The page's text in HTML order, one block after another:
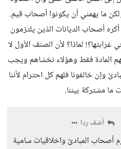
ما يهمني أن يكونوا أصحاب قيم.
أكره أصحاب الديانات الذين يلتزمون
غرابتها؟! لماذا؟ لأن الصنف الأول لا
المادة فقط وهؤلاء نخشاهم ويجب
وإن خالفونا فلهم كل احترام لأننا
مشتركة بيننا.
أضف ردا
المبادئ واخلاقيات سامية